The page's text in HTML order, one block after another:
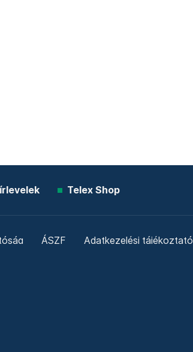
Telex Shop
ÁSZF Adatkezelési tájékoztató